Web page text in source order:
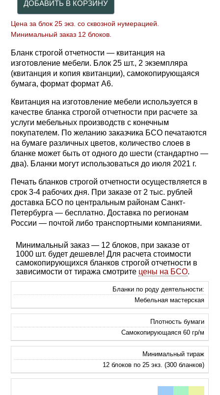
Цена за блок 25 экз. со сквозной нумерацией.
Минимальный заказ 12 блоков.
Бланк строгой отчетности — квитанция на
изготовление мебели. Блок 25 шт., 2 экземпляра
(квитанция и копия квитанции), самокопирующаяся
бумага, формат формат А6.
Квитанция на изготовление мебели используется в
качестве бланка строгой отчетности при расчете за
услуги мебельных производств с конечным
покупателем. По желанию заказчика БСО печатаются
на бумаге различных цветов, количество слоев в
бланке может быть от одного до шести (стандартно —
два). Бланки могут использоваться до июля 2021 г.
Печать бланков строгой отчетности осуществляется в
срок 3-4 рабочих дня. При заказе от 2 тыс. рублей
доставка БСО по центральным районам Санкт-
Петербурга — бесплатно. Доставка по регионам
России — почтой либо транспортными компаниями.
Минимальный заказ — 12 блоков, при заказе от
1000 шт. будет дешевле! Для расчета стоимости
самокопирующихся бланков строгой отчетности в
зависимости от тиража смотрите цены на БСО.
Бланки по роду деятельности:
Мебельная мастерская
Плотность бумаги
Самокопирующаяся 60 гр/м
Минимальный тираж
12 блоков по 25 экз. (300 бланков)